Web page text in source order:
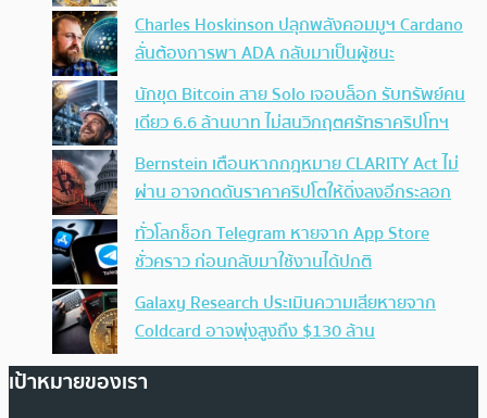
Charles Hoskinson ปลุกพลังคอมมูฯ Cardano
ลั่นต้องการพา ADA กลับมาเป็นผู้ชนะ
นักขุด Bitcoin สาย Solo เจอบล็อก รับทรัพย์คน
เดียว 6.6 ล้านบาท ไม่สนวิกฤตศรัทธาคริปโทฯ
Bernstein เตือนหากกฎหมาย CLARITY Act ไม่
ผ่าน อาจกดดันราคาคริปโตให้ดิ่งลงอีกระลอก
ทั่วโลกช็อก Telegram หายจาก App Store
ชั่วคราว ก่อนกลับมาใช้งานได้ปกติ
Galaxy Research ประเมินความเสียหายจาก
Coldcard อาจพุ่งสูงถึง $130 ล้าน
เป้าหมายของเรา